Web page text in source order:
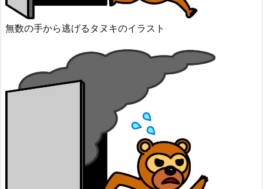
無数の手から逃げるタヌキのイラスト